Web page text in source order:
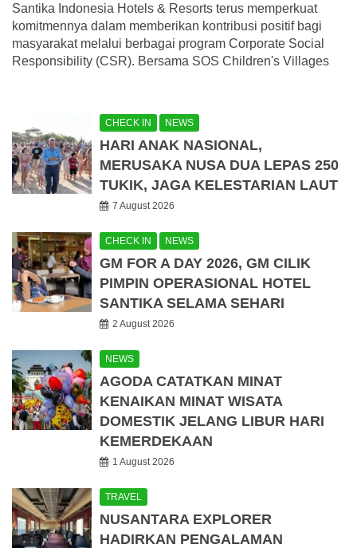
Santika Indonesia Hotels & Resorts terus memperkuat
komitmennya dalam memberikan kontribusi positif bagi
masyarakat melalui berbagai program Corporate Social
Responsibility (CSR). Bersama SOS Children's Villages
CHECK IN NEWS
HARI ANAK NASIONAL,
MERUSAKA NUSA DUA LEPAS 250
TUKIK, JAGA KELESTARIAN LAUT
7 August 2026
CHECK IN NEWS
GM FOR A DAY 2026, GM CILIK
PIMPIN OPERASIONAL HOTEL
SANTIKA SELAMA SEHARI
2 August 2026
NEWS
AGODA CATATKAN MINAT
KENAIKAN MINAT WISATA
DOMESTIK JELANG LIBUR HARI
KEMERDEKAAN
1 August 2026
TRAVEL
NUSANTARA EXPLORER
HADIRKAN PENGALAMAN